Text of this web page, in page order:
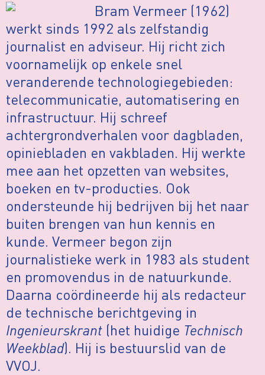
Bram Vermeer (1962)
werkt sinds 1992 als zelfstandig
journalist en adviseur. Hij richt zich
voornamelijk op enkele snel
veranderende technologiegebieden:
telecommunicatie, automatisering en
infrastructuur. Hij schreef
achtergrondverhalen voor dagbladen,
opiniebladen en vakbladen. Hij werkte
mee aan het opzetten van websites,
boeken en tv-producties. Ook
ondersteunde hij bedrijven bij het naar
buiten brengen van hun kennis en
kunde. Vermeer begon zijn
journalistieke werk in 1983 als student
en promovendus in de natuurkunde.
Daarna coördineerde hij als redacteur
de technische berichtgeving in
Ingenieurskrant (het huidige Technisch
Weekblad). Hij is bestuurslid van de
VVOJ.